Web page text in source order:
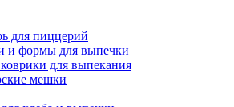
для пиццерий
и формы для выпечки
для выпекания
мешки